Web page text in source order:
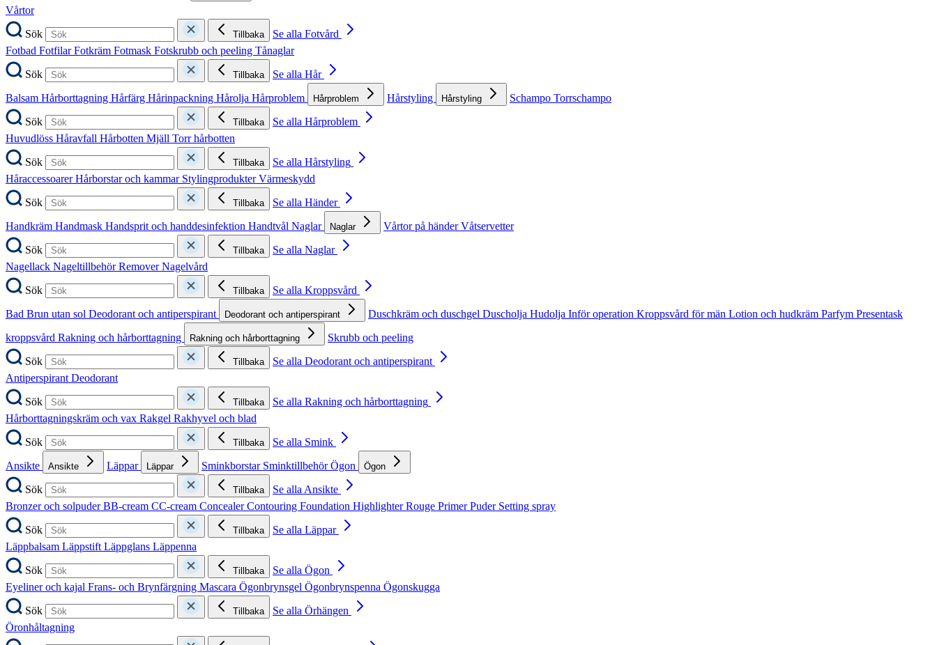
Vårtor
Sök
Tillbaka
Se alla Fotvård
Fotbad FotfilarFotkräm Fotmask Fotskrubb och peeling Tånaglar
Sök
Tillbaka
Se alla Hår
Balsam Hårborttagning Hårfärg Hårinpackning Hårolja Hårproblem Hårproblem Hårstyling Hårstyling Schampo Torrschampo
Sök
Tillbaka
Se alla Hårproblem
Huvudlöss Håravfall Hårbotten Mjäll Torr hårbotten
Sök
Tillbaka
Se alla Hårstyling
HåraccessoarerHårborstar och kammar StylingprodukterVärmeskydd
Sök
Tillbaka
Se alla Händer
Handkräm Handmask Handsprit och handdesinfektion Handtvål Naglar Naglar Vårtor på händerVåtservetter
Sök
Tillbaka
Se alla Naglar
Nagellack NageltillbehörRemoverNagelvård
Sök
Tillbaka
Se alla Kroppsvård
Bad Brun utan sol Deodorant och antiperspirant Deodorant och antiperspirant Duschkräm och duschgel Duscholja Hudolja Inför operation Kroppsvård för män Lotion och hudkräm Parfym Presentask
kroppsvård Rakning och hårborttagning Rakning och hårborttagning
Skrubb och peeling
Sök
Tillbaka
Se alla Deodorant och antiperspirant
Antiperspirant Deodorant
Sök
Tillbaka
Se alla Rakning och hårborttagning
Hårborttagningskräm och vax Rakgel Rakhyvel och blad
Sök
Tillbaka
Se alla Smink
Ansikte
Ansikte Läppar Läppar Sminkborstar SminktillbehörÖgon Ögon
Sök Tillbaka
Se alla Ansikte
Bronzer och solpuderBB-cream CC-cream ConcealerContouring Foundation HighlighterRouge PrimerPuder Setting spray
Sök
Tillbaka
Se alla Läppar
Läppbalsam Läppstift Läppglans Läppenna
Sök
Tillbaka
Se alla Ögon
Eyeliner och kajal Frans- och Brynfärgning Mascara Ögonbrynsgel Ögonbrynspenna Ögonskugga
Sök
Tillbaka
Se alla Örhängen
Öronhåltagning